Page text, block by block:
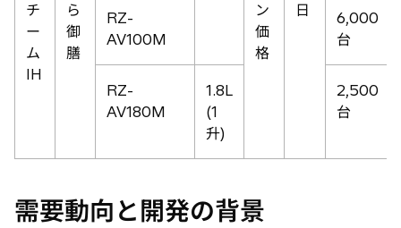
チ
ー
ム
IH
ら
御
膳
ン
価
格
日
RZ-
AV100M
6,000
台
RZ-
AV180M
1.8L
(1
升)
2,500
台
需要動向と開発の背景